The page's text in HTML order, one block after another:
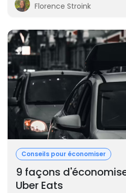
Florence Stroink
Conseils pour économiser
9 façons
Uber Eats